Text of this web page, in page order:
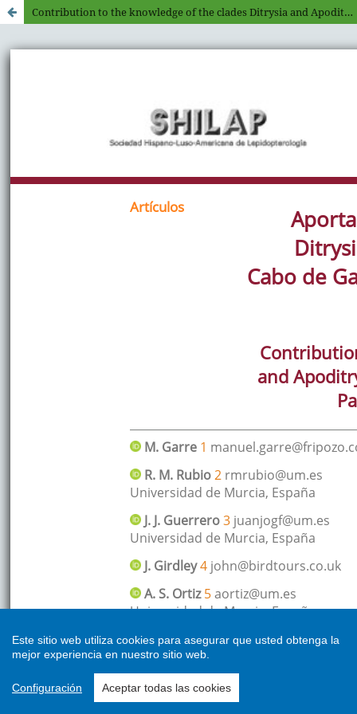
Contribution to the knowledge of the clades Ditrysia and Apoditrysia from the Cabo de Gata-Níjar Natural Park (Almeria, Spain) (Insecta: Lepidoptera)
Este sitio web utiliza cookies para asegurar que usted obtenga la
mejor experiencia en nuestro sitio web.
Configuración Aceptar todas las cookies